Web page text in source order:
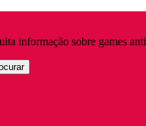
informação sobre games